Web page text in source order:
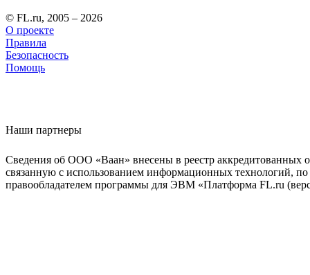
© FL.ru, 2005 – 2026
О проекте
Правила
Безопасность
Помощь
Наши партнеры
Сведения об ООО «Ваан» внесены в реестр аккредитованных
связанную с использованием информационных технологий,
правообладателем программы для ЭВМ «Платформа FL.ru